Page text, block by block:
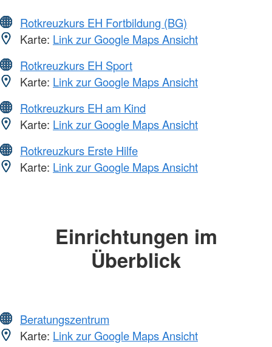
Rotkreuzkurs EH Fortbildung (BG)
Karte: Link zur Google Maps Ansicht
Rotkreuzkurs EH Sport
Karte: Link zur Google Maps Ansicht
Rotkreuzkurs EH am Kind
Karte: Link zur Google Maps Ansicht
Rotkreuzkurs Erste Hilfe
Karte: Link zur Google Maps Ansicht
Einrichtungen im
Überblick
Beratungszentrum
Karte: Link zur Google Maps Ansicht